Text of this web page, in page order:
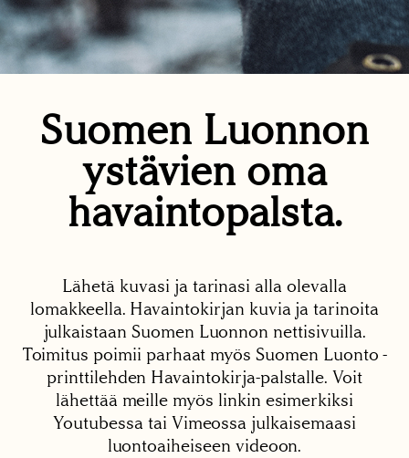
Suomen Luonnon
ystävien oma
havaintopalsta.
Lähetä kuvasi ja tarinasi alla olevalla
lomakkeella. Havaintokirjan kuvia ja tarinoita
julkaistaan Suomen Luonnon nettisivuilla.
Toimitus poimii parhaat myös Suomen Luonto -
printtilehden Havaintokirja-palstalle. Voit
lähettää meille myös linkin esimerkiksi
Youtubessa tai Vimeossa julkaisemaasi
luontoaiheiseen videoon.